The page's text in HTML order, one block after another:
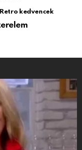
Retro kedvencek